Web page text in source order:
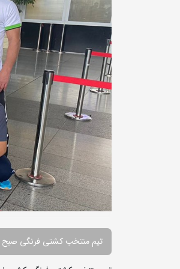
تیم منتخب کشتی فرنگی صبح